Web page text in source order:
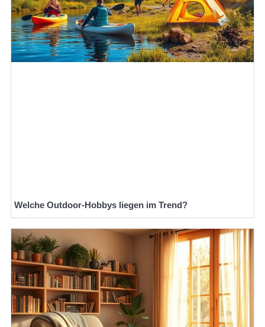
Welche Outdoor-Hobbys liegen im Trend?